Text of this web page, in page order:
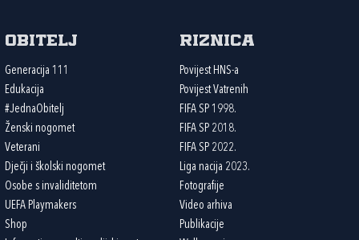
Obitelj
Generacija 111
Edukacija
#JednaObitelj
Ženski nogomet
Veterani
Dječji i školski nogomet
Osobe s invaliditetom
UEFA Playmakers
Shop
Riznica
Povijest HNS-a
Povijest Vatrenih
FIFA SP 1998.
FIFA SP 2018.
FIFA SP 2022.
Liga nacija 2023.
Fotografije
Video arhiva
Publikacije